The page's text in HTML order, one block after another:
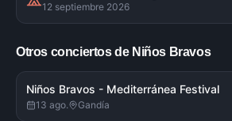
12 septiembre 2026
Otros conciertos de Niños Bravos
Niños Bravos - Mediterránea Festival
13 ago. Gandía